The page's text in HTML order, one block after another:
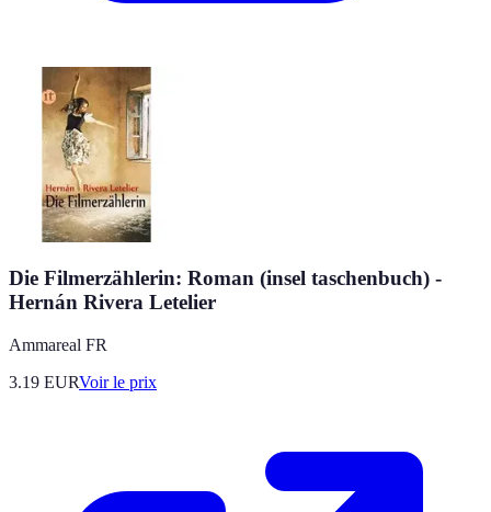
Die Filmerzählerin: Roman (insel taschenbuch) -
Hernán Rivera Letelier
Ammareal FR
3.19 EURVoir le prix